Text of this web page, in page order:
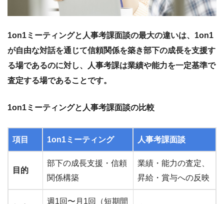
1on1ミーティングと人事考課面談の最大の違いは、1on1
が自由な対話を通じて信頼関係を築き部下の成長を支援す
る場であるのに対し、人事考課は業績や能力を一定基準で
査定する場であることです。
1on1ミーティングと人事考課面談の比較
項目 1on1ミーティング 人事考課面談
目的
部下の成長支援・信頼
関係構築
業績・能力の査定、
昇給・賞与への反映
週1回〜月1回（短期間